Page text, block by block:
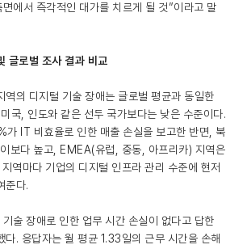
에서 즉각적인 대가를 치르게 될 것”이라고 말
글로벌 조사 결과 비교
역의 디지털 기술 장애는 글로벌 평균과 동일한
국, 인도와 같은 선두 국가보다는 낮은 수준이다.
가 IT 비효율로 인한 매출 손실을 보고한 반면, 북
보다 높고, EMEA(유럽, 중동, 아프리카) 지역은
역마다 기업의 디지털 인프라 관리 수준에 현저
준다.
술 장애로 인한 업무 시간 손실이 없다고 답한
다. 응답자는 월 평균 1.33일의 근무 시간을 손해